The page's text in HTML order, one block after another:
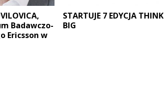
Badawczo-
Ericsson w
STARTUJE 7 EDYCJA THINK
BIG